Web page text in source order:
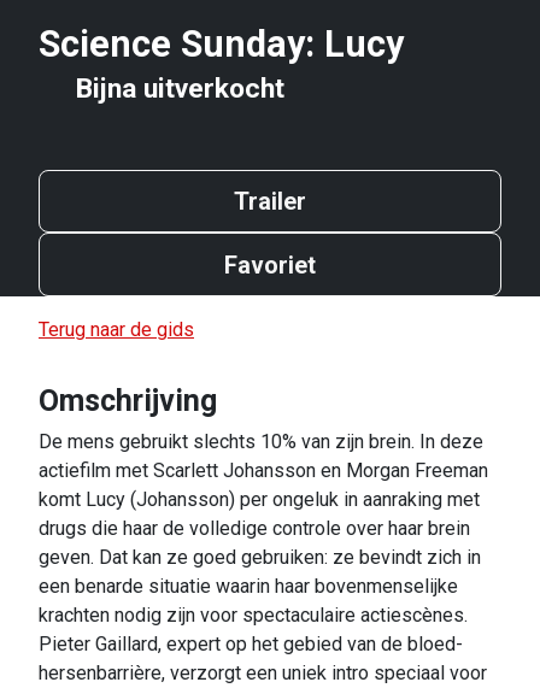
Science Sunday: Lucy
Bijna uitverkocht
Trailer
Favoriet
Terug naar de gids
Omschrijving
De mens gebruikt slechts 10% van zijn brein. In deze
actiefilm met Scarlett Johansson en Morgan Freeman
komt Lucy (Johansson) per ongeluk in aanraking met
drugs die haar de volledige controle over haar brein
geven. Dat kan ze goed gebruiken: ze bevindt zich in
een benarde situatie waarin haar bovenmenselijke
krachten nodig zijn voor spectaculaire actiescènes.
Pieter Gaillard, expert op het gebied van de bloed-
hersenbarrière, verzorgt een uniek intro speciaal voor